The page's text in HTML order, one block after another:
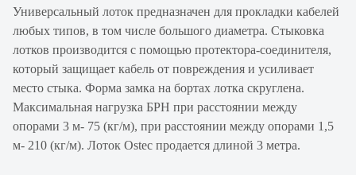
Универсальный лоток предназначен для прокладки кабелей
любых типов, в том числе большого диаметра. Стыковка
лотков производится с помощью протектора-соединителя,
который защищает кабель от повреждения и усиливает
место стыка. Форма замка на бортах лотка скруглена.
Максимальная нагрузка БРН при расстоянии между
опорами 3 м- 75 (кг/м), при расстоянии между опорами 1,5
м- 210 (кг/м). Лоток Ostec продается длиной 3 метра.